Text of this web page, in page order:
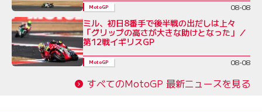
MotoGP 08-08
ミル、初日8番手で後半戦の出だしは上々
「グリップの高さが大きな助けとなった」／
第12戦イギリスGP
MotoGP 08-08
すべてのMotoGP 最新ニュースを見る